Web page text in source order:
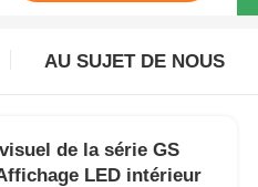
AU SUJET DE NOUS
de la série GS
LED intérieur